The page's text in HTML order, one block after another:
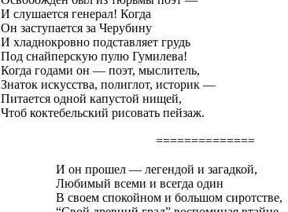
И слушается генерал! Когда
Он заступается за Черубину
И хладнокровно подставляет грудь
Под снайперскую пулю Гумилева!
Когда годами он — поэт, мыслитель,
Знаток искусства, полиглот, историк —
Питается одной капустой нищей,
Чтоб коктебельский рисовать пейзаж.
==============
И он прошел — легендой и загадкой,
Любимый всеми и всегда один
В своем спокойном и большом сиротстве,